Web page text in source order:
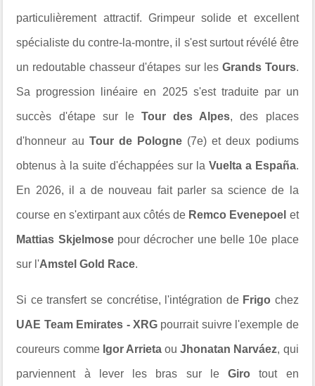
particulièrement attractif. Grimpeur solide et excellent
spécialiste du contre-la-montre, il s'est surtout révélé être
un redoutable chasseur d'étapes sur les Grands Tours.
Sa progression linéaire en 2025 s'est traduite par un
succès d'étape sur le Tour des Alpes, des places
d'honneur au Tour de Pologne (7e) et deux podiums
obtenus à la suite d'échappées sur la Vuelta a España.
En 2026, il a de nouveau fait parler sa science de la
course en s'extirpant aux côtés de Remco Evenepoel et
Mattias Skjelmosepour décrocher une belle 10e place
sur l'Amstel Gold Race.
Si ce transfert se concrétise, l'intégration de Frigo chez
UAE Team Emirates - XRG pourrait suivre l'exemple de
coureurs comme Igor ArrietaouJhonatan Narváez, qui
parviennent à lever les bras sur leGirotout en